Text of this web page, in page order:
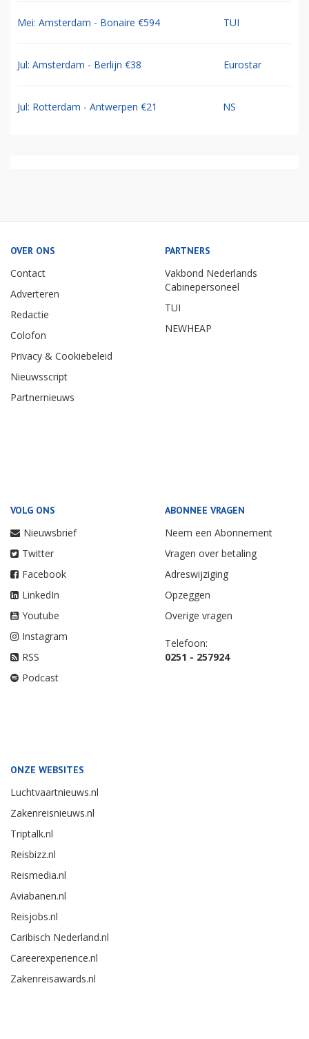
Mei: Amsterdam - Bonaire €594 TUI
Jul: Amsterdam - Berlijn €38 Eurostar
Jul: Rotterdam - Antwerpen €21 NS
OVER ONS
Contact
Adverteren
Redactie
Colofon
Privacy & Cookiebeleid
Nieuwsscript
Partnernieuws
PARTNERS
Vakbond Nederlands
Cabinepersoneel
TUI
NEWHEAP
VOLG ONS
Nieuwsbrief
Twitter
Facebook
LinkedIn
Youtube
Instagram
RSS
Podcast
ABONNEE VRAGEN
Neem een Abonnement
Vragen over betaling
Adreswijziging
Opzeggen
Overige vragen
Telefoon:
0251 - 257924
ONZE WEBSITES
Luchtvaartnieuws.nl
Zakenreisnieuws.nl
Triptalk.nl
Reisbizz.nl
Reismedia.nl
Aviabanen.nl
Reisjobs.nl
Caribisch Nederland.nl
Careerexperience.nl
Zakenreisawards.nl